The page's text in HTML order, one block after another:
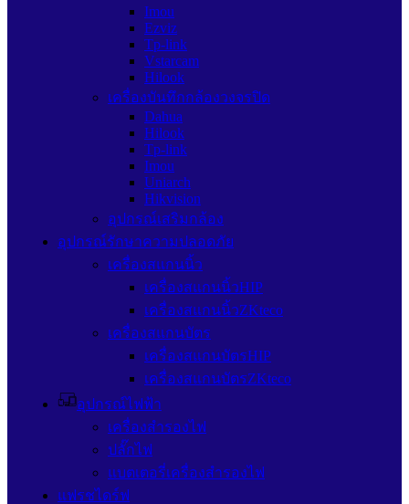
Imou
Ezviz
Tp-link
Vstarcam
Hilook
เครื่องบันทึกกล้องวงจรปิด
Dahua
Hilook
Tp-link
Imou
Uniarch
Hikvision
อุปกรณ์เสริมกล้อง
อุปกรณ์รักษาความปลอดภัย
เครื่องสแกนนิ้ว
เครื่องสแกนนิ้วHIP
เครื่องสแกนนิ้วZKteco
เครื่องสแกนบัตร
เครื่องสแกนบัตรHIP
เครื่องสแกนบัตรZKteco
อุปกรณ์ไฟฟ้า
เครื่องสำรองไฟ
ปลั๊กไฟ
แบตเตอรี่เครื่องสำรองไฟ
แฟรชไดร์ฟ